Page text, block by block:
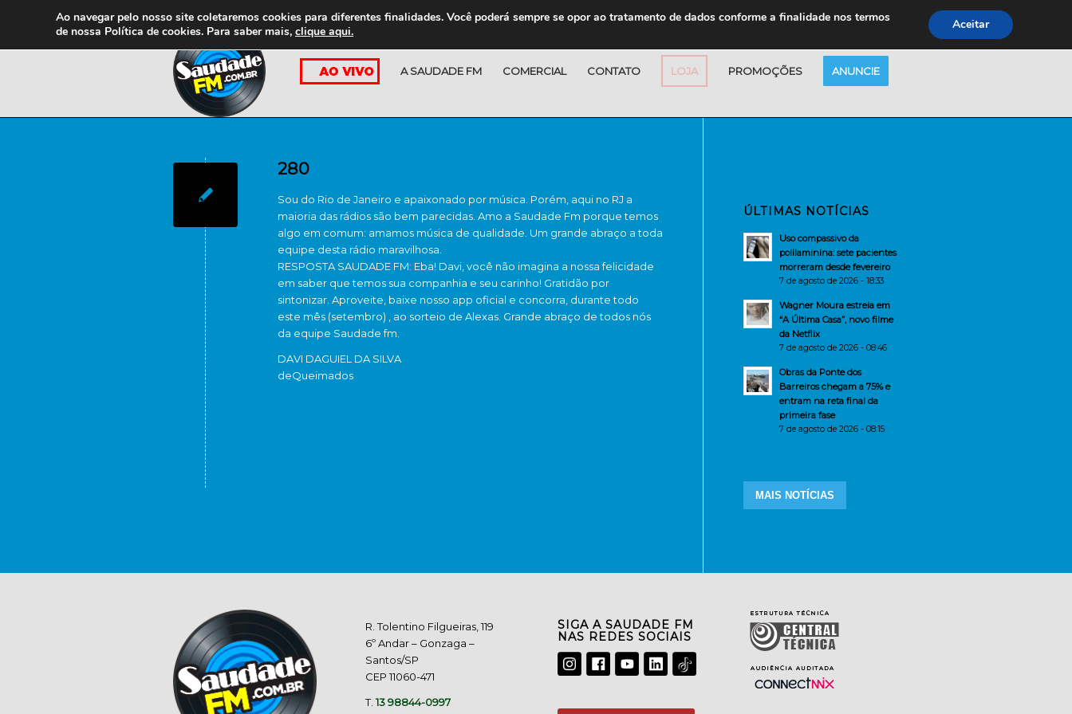
A SAUDADE FM COMERCIAL CONTATO LOJA PROMOÇÕES ANUNCIE
280
Sou do Rio de Janeiro e apaixonado por música. Porém, aqui no RJ a
maioria das rádios são bem parecidas. Amo a Saudade Fm porque temos
algo em comum: amamos música de qualidade. Um grande abraço a toda
equipe desta rádio maravilhosa.
RESPOSTA SAUDADE FM: Eba! Davi, você não imagina a nossa felicidade
em saber que temos sua companhia e seu carinho! Gratidão por
sintonizar. Aproveite, baixe nosso app oficial e concorra, durante todo
este mês (setembro) , ao sorteio de Alexas. Grande abraço de todos nós
da equipe Saudade fm.
DAVI DAGUIEL DA SILVA
deQueimados
ÚLTIMAS NOTÍCIAS
Uso compassivo da
polilaminina: sete pacientes
morreram desde fevereiro
7 de agosto de 2026 - 18:33
Wagner Moura estreia em
“A Última Casa”, novo filme
da Netflix
7 de agosto de 2026 - 08:46
Obras da Ponte dos
Barreiros chegam a 75% e
entram na reta final da
primeira fase
7 de agosto de 2026 - 08:15
MAIS NOTÍCIAS
R. Tolentino Filgueiras, 119
6º Andar – Gonzaga –
Santos/SP
CEP 11060-471
T.13 98844-0997
SIGA A SAUDADE FM
NAS REDES SOCIAIS
Ao navegar pelo nosso site coletaremos cookies para diferentes finalidades. Você poderá sempre se opor ao tratamento de dados conforme a finalidade nos termos
de nossa Política de cookies. Para saber mais, clique aqui. Aceitar